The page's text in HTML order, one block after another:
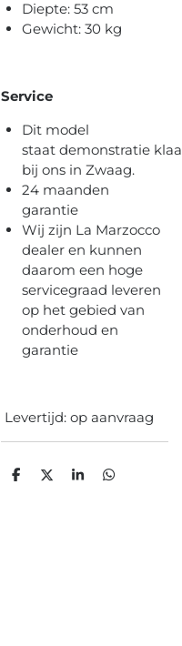
Diepte: 53 cm
Gewicht: 30 kg
Service
Dit model
staat demonstratie
bij ons in Zwaag.
24 maanden
garantie
Wij zijn La Marzocco
dealer en kunnen
daarom een hoge
servicegraad leveren
op het gebied van
onderhoud en
garantie
Levertijd: op aanvraag
D
D
S
D